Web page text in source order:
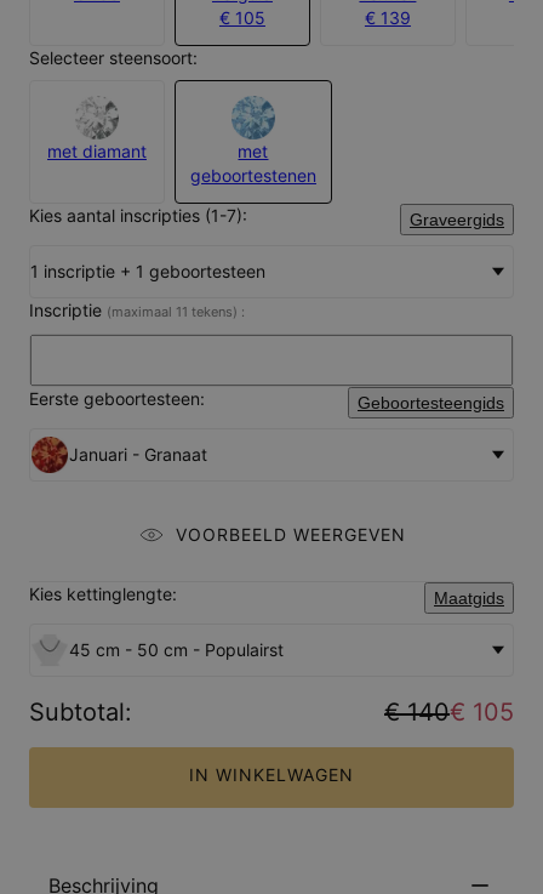
€ 105
€ 139
Selecteer steensoort:
met diamant
met
geboortestenen
Kies aantal inscripties (1-7):
Graveergids
1 inscriptie + 1 geboortesteen
Inscriptie (maximaal 11 tekens) :
Eerste geboortesteen: Geboortesteengids
Januari - Granaat
VOORBEELD WEERGEVEN
Kies kettinglengte: Maatgids
45 cm - 50 cm - Populairst
Subtotal: € 140€ 105
IN WINKELWAGEN
Beschrijving